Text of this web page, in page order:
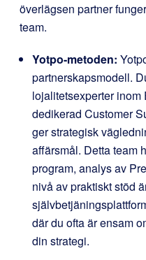
överlägsen partner
team.
Yotpo-metoden:
partnerskapsmodell.
lojalitetsexperter
dedikerad Customer
ger strategisk
affärsmål. Detta team
program, analys av
nivå av praktiskt stöd
där du ofta är ensam
din strategi.